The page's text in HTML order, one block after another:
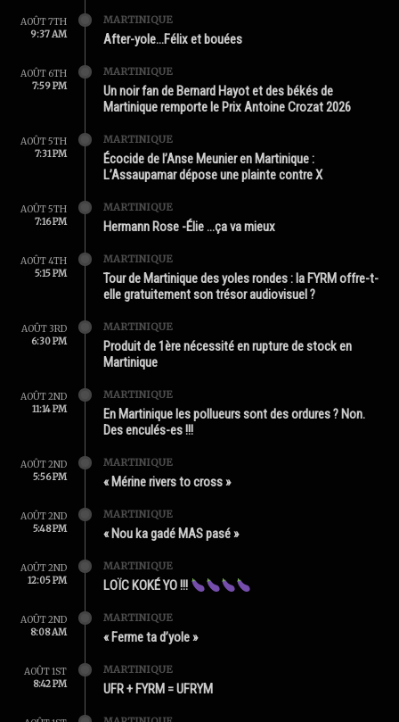
AOÛT 7TH
9:37 AM
MARTINIQUE
After-yole…Félix et bouées
AOÛT 6TH
7:59 PM
MARTINIQUE
Un noir fan de Bernard Hayot et des békés de
Martinique remporte le Prix Antoine Crozat 2026
AOÛT 5TH
7:31 PM
MARTINIQUE
Écocide de l’Anse Meunier en Martinique :
L’Assaupamar dépose une plainte contre X
AOÛT 5TH
7:16 PM
MARTINIQUE
Hermann Rose -Élie …ça va mieux
AOÛT 4TH
5:15 PM
MARTINIQUE
Tour de Martinique des yoles rondes : la FYRM offre-t-
elle gratuitement son trésor audiovisuel ?
AOÛT 3RD
6:30 PM
MARTINIQUE
Produit de 1ère nécessité en rupture de stock en
Martinique
AOÛT 2ND
11:14 PM
MARTINIQUE
En Martinique les pollueurs sont des ordures ? Non.
Des enculés-es !!!
AOÛT 2ND
5:56 PM
MARTINIQUE
« Mérine rivers to cross »
AOÛT 2ND
5:48 PM
MARTINIQUE
« Nou ka gadé MAS pasé »
AOÛT 2ND
12:05 PM
MARTINIQUE
LOÏC KOKÉ YO !!!
AOÛT 2ND
8:08 AM
MARTINIQUE
« Ferme ta d’yole »
AOÛT 1ST
8:42 PM
MARTINIQUE
UFR + FYRM = UFRYM